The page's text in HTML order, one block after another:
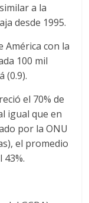
a la
desde 1995.
América con la
100 mil
(0.9).
el 70% de
igual que en
por la ONU
el promedio